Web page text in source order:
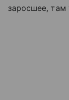
заросшее,